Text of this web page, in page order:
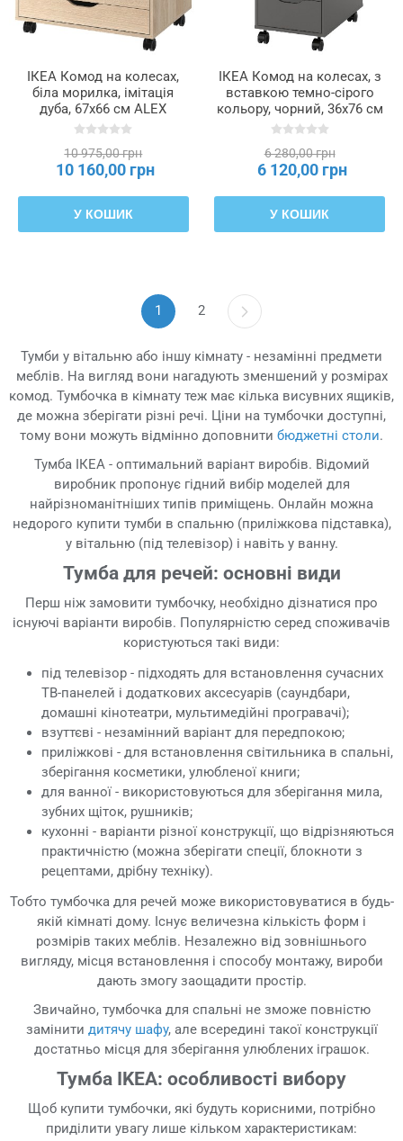
ІКЕА Комод на колесах,
біла морилка, імітація
дуба, 67x66 см ALEX
АЛЕКС, 504.735.44
10 975,00 грн
10 160,00 грн
У КОШИК
ІКЕА Комод на колесах, з
вставкою темно-сірого
кольору, чорний, 36x76 см
ALEX АЛЕКС, 696.280.32
6 280,00 грн
6 120,00 грн
У КОШИК
1 2
Тумби у вітальню або іншу кімнату - незамінні предмети
меблів. На вигляд вони нагадують зменшений у розмірах
комод. Тумбочка в кімнату теж має кілька висувних ящиків,
де можна зберігати різні речі. Ціни на тумбочки доступні,
тому вони можуть відмінно доповнити бюджетні столи.
Тумба ІКЕА - оптимальний варіант виробів. Відомий
виробник пропонує гідний вибір моделей для
найрізноманітніших типів приміщень. Онлайн можна
недорого купити тумби в спальню (приліжкова підставка),
у вітальню (під телевізор) і навіть у ванну.
Тумба для речей: основні види
Перш ніж замовити тумбочку, необхідно дізнатися про
існуючі варіанти виробів. Популярністю серед споживачів
користуються такі види:
під телевізор - підходять для встановлення сучасних
ТВ-панелей і додаткових аксесуарів (саундбари,
домашні кінотеатри, мультимедійні програвачі);
взуттєві - незамінний варіант для передпокою;
приліжкові - для встановлення світильника в спальні,
зберігання косметики, улюбленої книги;
для ванної - використовуються для зберігання мила,
зубних щіток, рушників;
кухонні - варіанти різної конструкції, що відрізняються
практичністю (можна зберігати спеції, блокноти з
рецептами, дрібну техніку).
Тобто тумбочка для речей може використовуватися в будь-
якій кімнаті дому. Існує величезна кількість форм і
розмірів таких меблів. Незалежно від зовнішнього
вигляду, місця встановлення і способу монтажу, вироби
дають змогу заощадити простір.
Звичайно, тумбочка для спальні не зможе повністю
замінити дитячу шафу, але всередині такої конструкції
достатньо місця для зберігання улюблених іграшок.
Тумба IKEA: особливості вибору
Щоб купити тумбочки, які будуть корисними, потрібно
приділити увагу лише кільком характеристикам: